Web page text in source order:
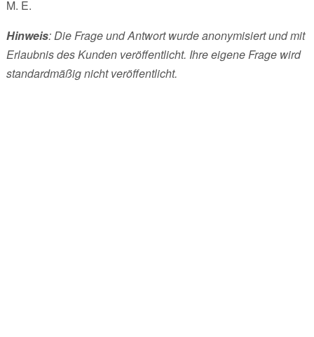
M. E.
Hinweis: Die Frage und Antwort wurde anonymisiert und mit
Erlaubnis des Kunden veröffentlicht. Ihre eigene Frage wird
standardmäßig nicht veröffentlicht.